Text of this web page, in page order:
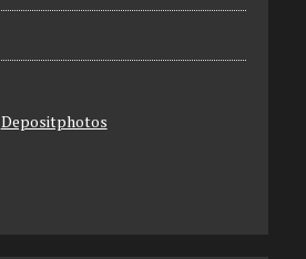
Depositphotos